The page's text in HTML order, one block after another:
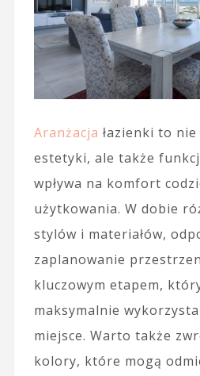
Aranżacja łazienki to
estetyki, ale także
wpływa na komfort
użytkowania. W dobie
stylów i materiałów,
zaplanowanie
kluczowym etapem,
maksymalnie
miejsce. Warto także
kolory, które mogą